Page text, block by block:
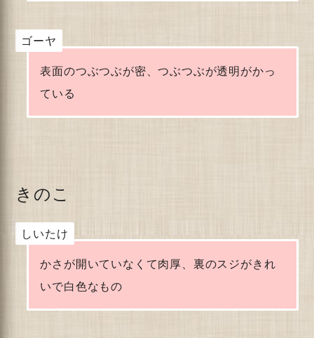
ゴーヤ
表面のつぶつぶが密、つぶつぶが透明がかっ
ている
きのこ
しいたけ
かさが開いていなくて肉厚、裏のスジがきれ
いで白色なもの